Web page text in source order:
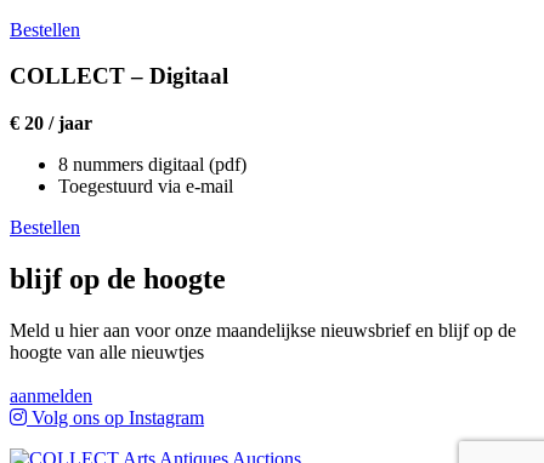
Bestellen
COLLECT – Digitaal
€ 20 / jaar
8 nummers digitaal (pdf)
Toegestuurd via e-mail
Bestellen
blijf op de hoogte
Meld u hier aan voor onze maandelijkse nieuwsbrief en blijf op de
hoogte van alle nieuwtjes
aanmelden
Volg ons op Instagram